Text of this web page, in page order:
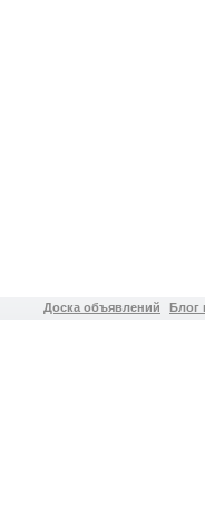
Доска объявлений Блог